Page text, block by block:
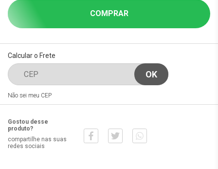
COMPRAR
Calcular o Frete
Não sei meu CEP
Gostou desse
produto?
compartilhe nas suas
redes sociais